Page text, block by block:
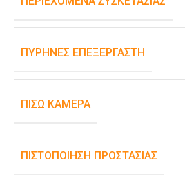
ΠΥΡΉΝΕΣ ΕΠΕΞΕΡΓΑΣΤΉ
ΠΊΣΩ ΚΆΜΕΡΑ
ΠΙΣΤΟΠΟΊΗΣΗ ΠΡΟΣΤΑΣΊΑΣ